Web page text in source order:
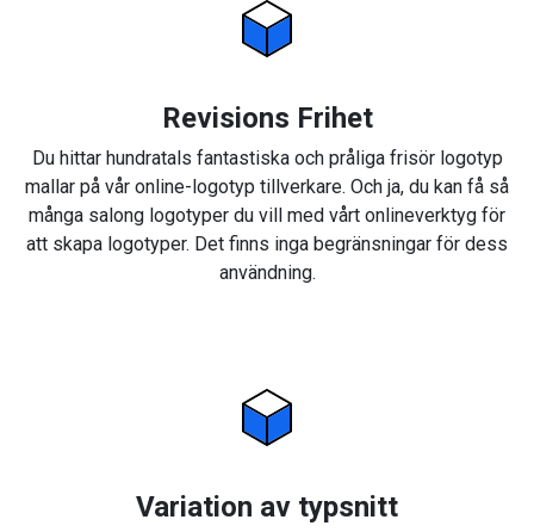
Revisions Frihet
Du hittar hundratals fantastiska och pråliga frisör logotyp
mallar på vår online-logotyp tillverkare. Och ja, du kan få så
många salong logotyper du vill med vårt onlineverktyg för
att skapa logotyper. Det finns inga begränsningar för dess
användning.
Variation av typsnitt